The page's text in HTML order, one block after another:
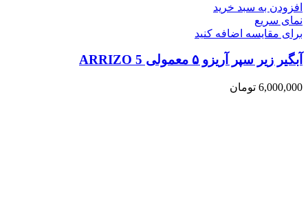
افزودن به سبد خرید
نمای سریع
برای مقایسه اضافه کنید
آبگیر زیر سپر آریزو ۵ معمولی ARRIZO 5
6,000,000 تومان